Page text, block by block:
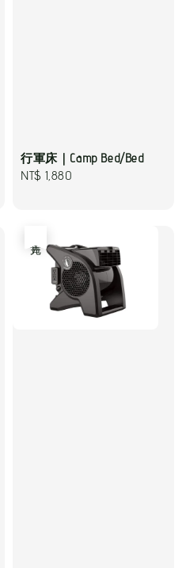
行軍床｜Camp Bed/Bed
Regular
NT$ 1,880